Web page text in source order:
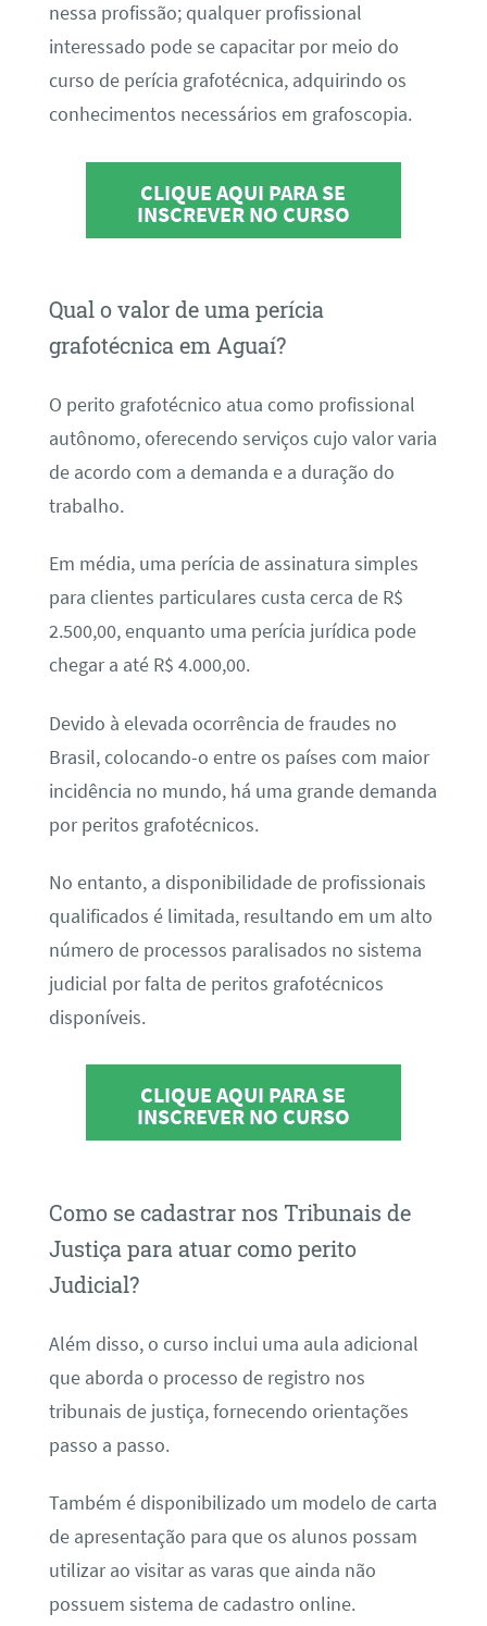
nessa profissão; qualquer profissional
interessado pode se capacitar por meio do
curso de perícia grafotécnica, adquirindo os
conhecimentos necessários em grafoscopia.
CLIQUE AQUI PARA SE
INSCREVER NO CURSO
Qual o valor de uma perícia
grafotécnica em Aguaí?
O perito grafotécnico atua como profissional
autônomo, oferecendo serviços cujo valor varia
de acordo com a demanda e a duração do
trabalho.
Em média, uma perícia de assinatura simples
para clientes particulares custa cerca de R$
2.500,00, enquanto uma perícia jurídica pode
chegar a até R$ 4.000,00.
Devido à elevada ocorrência de fraudes no
Brasil, colocando-o entre os países com maior
incidência no mundo, há uma grande demanda
por peritos grafotécnicos.
No entanto, a disponibilidade de profissionais
qualificados é limitada, resultando em um alto
número de processos paralisados no sistema
judicial por falta de peritos grafotécnicos
disponíveis.
CLIQUE AQUI PARA SE
INSCREVER NO CURSO
Como se cadastrar nos Tribunais de
Justiça para atuar como perito
Judicial?
Além disso, o curso inclui uma aula adicional
que aborda o processo de registro nos
tribunais de justiça, fornecendo orientações
passo a passo.
Também é disponibilizado um modelo de carta
de apresentação para que os alunos possam
utilizar ao visitar as varas que ainda não
possuem sistema de cadastro online.